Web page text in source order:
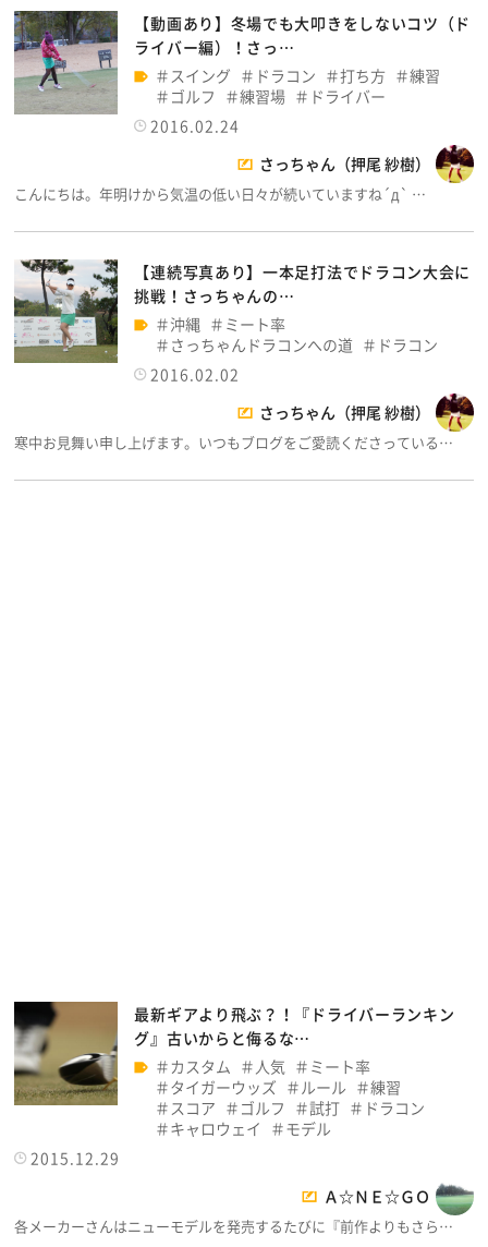
【動画あり】冬場でも大叩きをしないコツ（ド
ライバー編）！さっ…
スイング
ドラコン 打ち方
練習
ゴルフ
練習場
ドライバー
2016.02.24
さっちゃん（押尾 紗樹）
こんにちは。年明けから気温の低い日々が続いていますね´д` …
【連続写真あり】一本足打法でドラコン大会に
挑戦！さっちゃんの…
沖縄
ミート率
さっちゃんドラコンへの道
ドラコン
2016.02.02
さっちゃん（押尾 紗樹）
寒中お見舞い申し上げます。いつもブログをご愛読くださっている…
最新ギアより飛ぶ？！『ドライバーランキン
グ』古いからと侮るな…
カスタム
人気
ミート率
タイガーウッズ
ルール
練習
スコア
ゴルフ 試打
ドラコン
キャロウェイ
モデル
2015.12.29
Ａ☆ＮＥ☆ＧＯ
各メーカーさんはニューモデルを発売するたびに『前作よりもさら…